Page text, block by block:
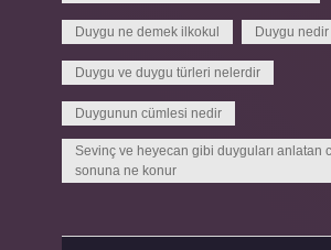
Duygu ne demek ilkokul Duygu
Duygu ve duygu türleri nelerdir
Duygunun cümlesi nedir
Sevinç ve heyecan gibi duyguları anlatan
sonuna ne konur